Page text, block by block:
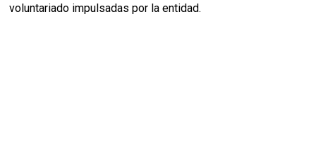
voluntariado impulsadas por la entidad.